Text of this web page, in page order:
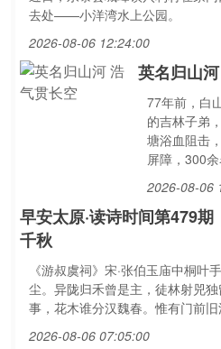
去处——小洋湾水上公园。
2026-08-06 12:24:00
英名归山
77年前，白
的吉林子弟
塘浴血阻击
屏障，300
2026-08-06
早安太原·读诗时间第479
千秋
《游叔虞祠》宋·张伯玉庙中桐叶
尘。异陇归禾曾是主，徒林射兕
事，花木谁分汉魏春。惟有门前旧
2026-08-06 07:05:00